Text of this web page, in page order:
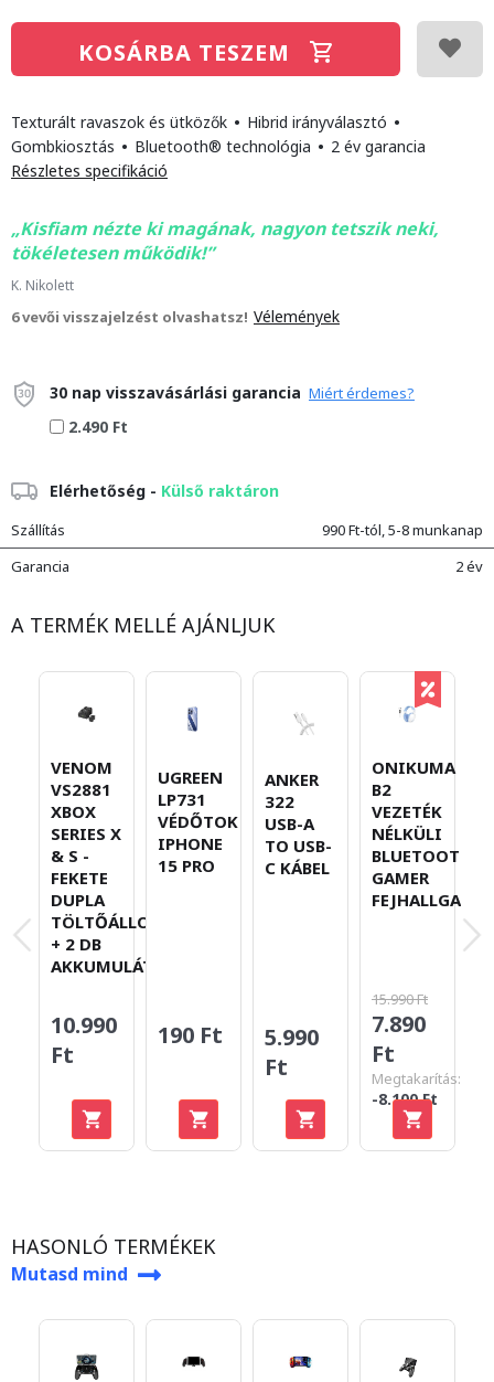
KOSÁRBA TESZEM
Texturált ravaszok és ütközők • Hibrid irányválasztó •
Gombkiosztás • Bluetooth® technológia • 2 év garancia
Részletes specifikáció
Kisfiam nézte ki magának, nagyon tetszik neki,
tökéletesen működik!
K. Nikolett
6 vevői visszajelzést olvashatsz! Vélemények
30 nap visszavásárlási garancia Miért érdemes?
2.490 Ft
Elérhetőség - Külső raktáron
Szállítás
990 Ft-tól, 5-8 munkanap
Garancia
2 év
A TERMÉK MELLÉ AJÁNLJUK
VENOM
VS2881
XBOX
SERIES X
& S -
FEKETE
DUPLA
TÖLTŐÁLLOMÁS
+ 2 DB
AKKUMULÁTOR
10.990
Ft
UGREEN
LP731
VÉDŐTOK
IPHONE
15 PRO
190 Ft
ANKER
322
USB-A
TO USB-
C KÁBEL
5.990
Ft
ONIKUMA
B2
VEZETÉK
NÉLKÜLI
BLUETOOTH
GAMER
FEJHALLGATÓ
15.990 Ft
7.890
Ft
Megtakarítás:
-8.100 Ft
HASONLÓ TERMÉKEK
Mutasd mind